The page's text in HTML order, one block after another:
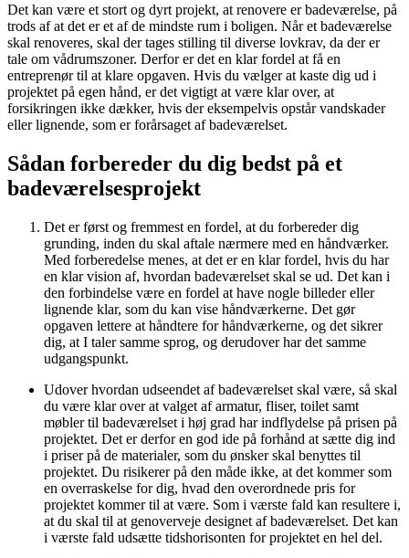
Det kan være et stort og dyrt projekt, at renovere er badeværelse, på
trods af at det er et af de mindste rum i boligen. Når et badeværelse
skal renoveres, skal der tages stilling til diverse lovkrav, da der er
tale om vådrumszoner. Derfor er det en klar fordel at få en
entreprenør til at klare opgaven. Hvis du vælger at kaste dig ud i
projektet på egen hånd, er det vigtigt at være klar over, at
forsikringen ikke dækker, hvis der eksempelvis opstår vandskader
eller lignende, som er forårsaget af badeværelset.
Sådan forbereder du dig bedst på et
badeværelsesprojekt
Det er først og fremmest en fordel, at du forbereder dig
grunding, inden du skal aftale nærmere med en håndværker.
Med forberedelse menes, at det er en klar fordel, hvis du har
en klar vision af, hvordan badeværelset skal se ud. Det kan i
den forbindelse være en fordel at have nogle billeder eller
lignende klar, som du kan vise håndværkerne. Det gør
opgaven lettere at håndtere for håndværkerne, og det sikrer
dig, at I taler samme sprog, og derudover har det samme
udgangspunkt.
Udover hvordan udseendet af badeværelset skal være, så skal
du være klar over at valget af armatur, fliser, toilet samt
møbler til badeværelset i høj grad har indflydelse på prisen på
projektet. Det er derfor en god ide på forhånd at sætte dig ind
i priser på de materialer, som du ønsker skal benyttes til
projektet. Du risikerer på den måde ikke, at det kommer som
en overraskelse for dig, hvad den overordnede pris for
projektet kommer til at være. Som i værste fald kan resultere i,
at du skal til at genoverveje designet af badeværelset. Det kan
i værste fald udsætte tidshorisonten for projektet en hel del.